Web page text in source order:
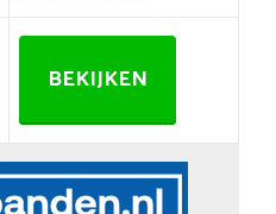
BEKIJKEN